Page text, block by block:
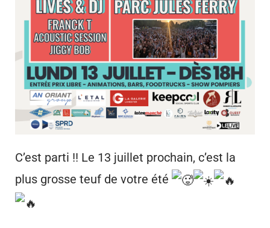
C’est parti !! Le 13 juillet prochain, c’est la
plus grosse teuf de votre été